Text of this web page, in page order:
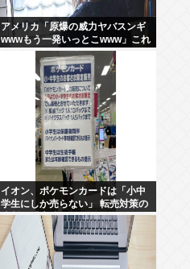
アメリカ「原爆の威力ヤバスンギ
wwwもう一発いっとこwww」これ
ちょっとやりすぎだろ
イオン、ポケモンカードは「小中
学生にしか売らない」 転売対策の
決断が「素晴らしい」